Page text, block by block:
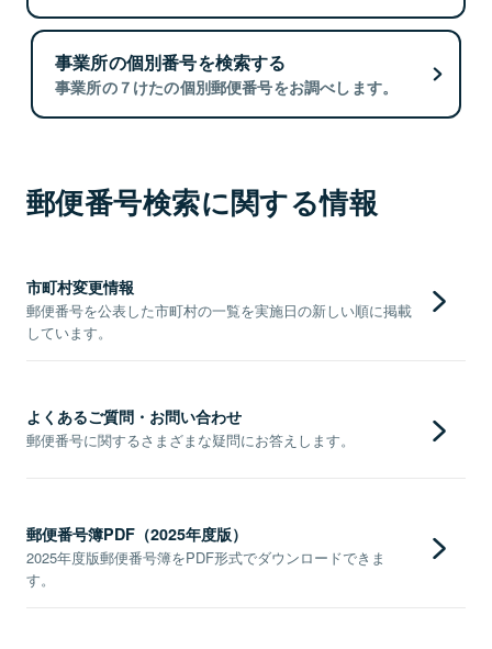
事業所の個別番号を検索する
事業所の７けたの個別郵便番号をお調べします。
郵便番号検索に関する情報
市町村変更情報
郵便番号を公表した市町村の一覧を実施日の新しい順に掲載
しています。
よくあるご質問・お問い合わせ
郵便番号に関するさまざまな疑問にお答えします。
郵便番号簿PDF（2025年度版）
2025年度版郵便番号簿をPDF形式でダウンロードできま
す。